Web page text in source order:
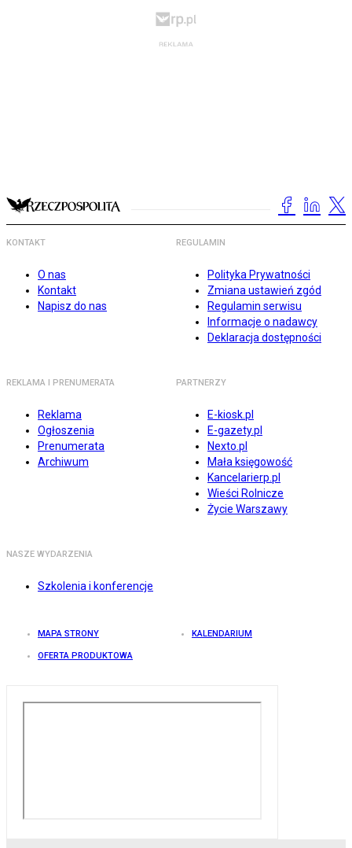
KONTAKT
O nas
Kontakt
Napisz do nas
REGULAMIN
Polityka Prywatności
Zmiana ustawień zgód
Regulamin serwisu
Informacje o nadawcy
Deklaracja dostępności
REKLAMA I PRENUMERATA
Reklama
Ogłoszenia
Prenumerata
Archiwum
PARTNERZY
E-kiosk.pl
E-gazety.pl
Nexto.pl
Mała księgowość
Kancelarierp.pl
Wieści Rolnicze
Życie Warszawy
NASZE WYDARZENIA
Szkolenia i konferencje
MAPA STRONY KALENDARIUM
OFERTA PRODUKTOWA